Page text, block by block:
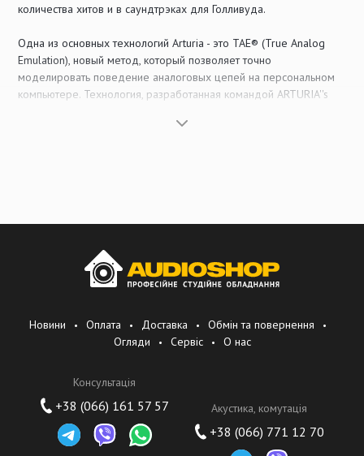
количества хитов и в саундтрэках для Голливуда.
Одна из основных технологий Arturia - это TAE® (True Analog
Emulation), новый метод, который позволяет точно
моделировать поведение аналоговых цепей на персональном
компьютере. Технология, разработанная командой ARTURIA''s
звуков многих легендарных аналоговых синтезаторов. Эта
лауреатом многих престижных наград в своей области.
Работая в 25 странах мира, компания получает более 90%
Новини Оплата Доставка
Обмін та повернення
Огляди
Сервіс О нас
Консультація
+38 (066) 161 57 57 Акустика, комутація
+38 (066) 771 12 70